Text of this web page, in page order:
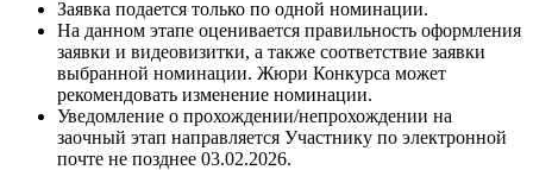
Заявка подается только по одной номинации.
На данном этапе оценивается правильность оформления
заявки и видеовизитки, а также соответствие заявки
выбранной номинации. Жюри Конкурса может
рекомендовать изменение номинации.
Уведомление о прохождении/непрохождении на
заочный этап направляется Участнику по электронной
почте не позднее 03.02.2026.